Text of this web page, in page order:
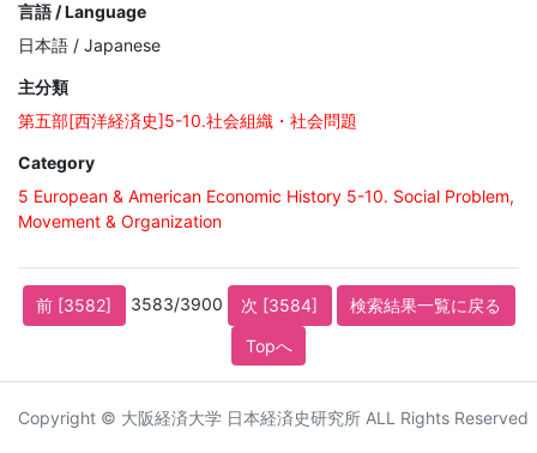
言語 / Language
日本語 / Japanese
主分類
第五部[西洋経済史]5-10.社会組織・社会問題
Category
5 European & American Economic History 5-10. Social Problem,
Movement & Organization
前 [3582] 3583/3900 次 [3584]
検索結果一覧に戻る
Topへ
Copyright © 大阪経済大学 日本経済史研究所 ALL Rights Reserved